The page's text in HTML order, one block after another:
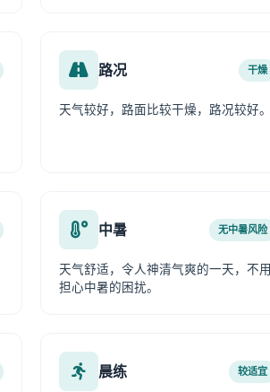
路况 干燥
天气较好，路面比较干燥，路况较好。
中暑 无中暑风险
天气舒适，令人神清气爽的一天，不用
担心中暑的困扰。
晨练 较适宜